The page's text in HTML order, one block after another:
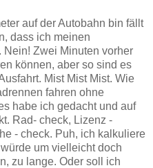
auf der Autobahn bin fällt
dass ich meinen
Nein! Zwei Minuten vorher
können, aber so sind es
Mist Mist Mist. Wie
fahren ohne
habe ich gedacht und auf
Rad- check, Lizenz -
- check. Puh, ich kalkuliere
um vielleicht doch
zu lange. Oder soll ich